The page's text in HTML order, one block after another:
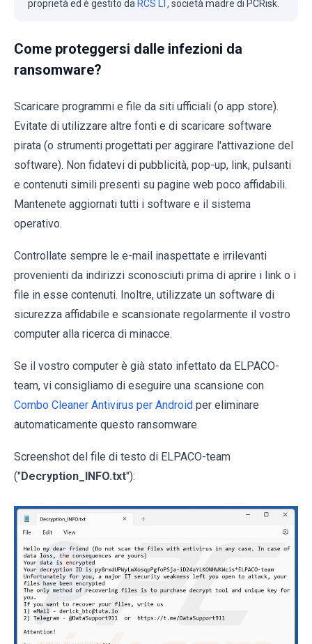
proprietà ed è gestito da RCS LT, società madre di PCRisk.
Come proteggersi dalle infezioni da
ransomware?
Scaricare programmi e file da siti ufficiali (o app store).
Evitate di utilizzare altre fonti e di scaricare software
pirata (o strumenti progettati per aggirare l'attivazione del
software). Non fidatevi di pubblicità, pop-up, link, pulsanti
e contenuti simili presenti su pagine web poco affidabili.
Mantenete aggiornati tutti i software e il sistema
operativo.
Controllate sempre le e-mail inaspettate e irrilevanti
provenienti da indirizzi sconosciuti prima di aprire i link o i
file in esse contenuti. Inoltre, utilizzate un software di
sicurezza affidabile e scansionate regolarmente il vostro
computer alla ricerca di minacce.
Se il vostro computer è già stato infettato da ELPACO-
team, vi consigliamo di eseguire una scansione con
Combo Cleaner Antivirus per Android per eliminare
automaticamente questo ransomware.
Screenshot del file di testo di ELPACO-team
("Decryption_INFO.txt"):